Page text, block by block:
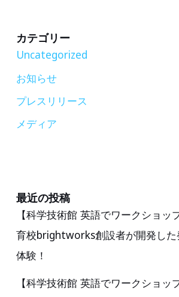
年
度
7
つ
の
賞】
教
育
的
優
カテゴリー
Uncategorized
お知らせ
プレスリリース
メディア
最近の投稿
【科学技術館 英語でワークショッ
育校brightworks創設者が開発した
体験！
【科学技術館 英語でワークショッ